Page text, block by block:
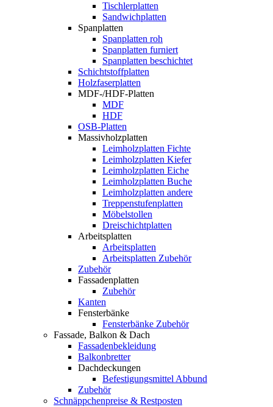
Tischlerplatten
Sandwichplatten
Spanplatten
Spanplatten roh
Spanplatten furniert
Spanplatten beschichtet
Schichtstoffplatten
Holzfaserplatten
MDF-/HDF-Platten
MDF
HDF
OSB-Platten
Massivholzplatten
Leimholzplatten Fichte
Leimholzplatten Kiefer
Leimholzplatten Eiche
Leimholzplatten Buche
Leimholzplatten andere
Treppenstufenplatten
Möbelstollen
Dreischichtplatten
Arbeitsplatten
Arbeitsplatten
Arbeitsplatten Zubehör
Zubehör
Fassadenplatten
Zubehör
Kanten
Fensterbänke
Fensterbänke Zubehör
Fassade, Balkon & Dach
Fassadenbekleidung
Balkonbretter
Dachdeckungen
Befestigungsmittel Abbund
Zubehör
Schnäppchenpreise & Restposten